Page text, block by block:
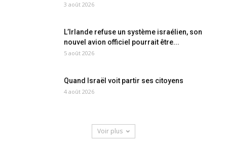
3 août 2026
L’Irlande refuse un système israélien, son
nouvel avion officiel pourrait être...
5 août 2026
Quand Israël voit partir ses citoyens
4 août 2026
Voir plus